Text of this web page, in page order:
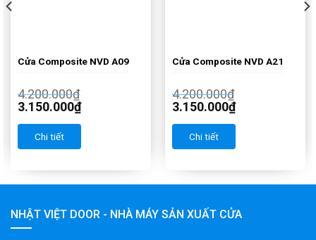
Cửa Composite NVD A09
4.200.000₫
3.150.000₫
Chi tiết
Cửa Composite NVD A21
4.200.000₫
3.150.000₫
Chi tiết
NHẬT VIỆT DOOR - NHÀ MÁY SẢN XUẤT CỬA